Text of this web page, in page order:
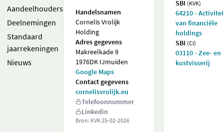
Aandeelhouders
Deelnemingen
Standaard
jaarrekeningen
Nieuws
Handelsnamen
Cornelis Vrolijk
Holding
Adres gegevens
Makreelkade 9
1976DK IJmuiden
Google Maps
Contact gegevens
cornelisvrolijk.eu
Telefoonnummer
Linkedin
Bron: KVK25-02-2026
SBI (KVK)
64210 -
van financiële
holdings
SBI (CI)
03110 - Zee- en
kustvisserij